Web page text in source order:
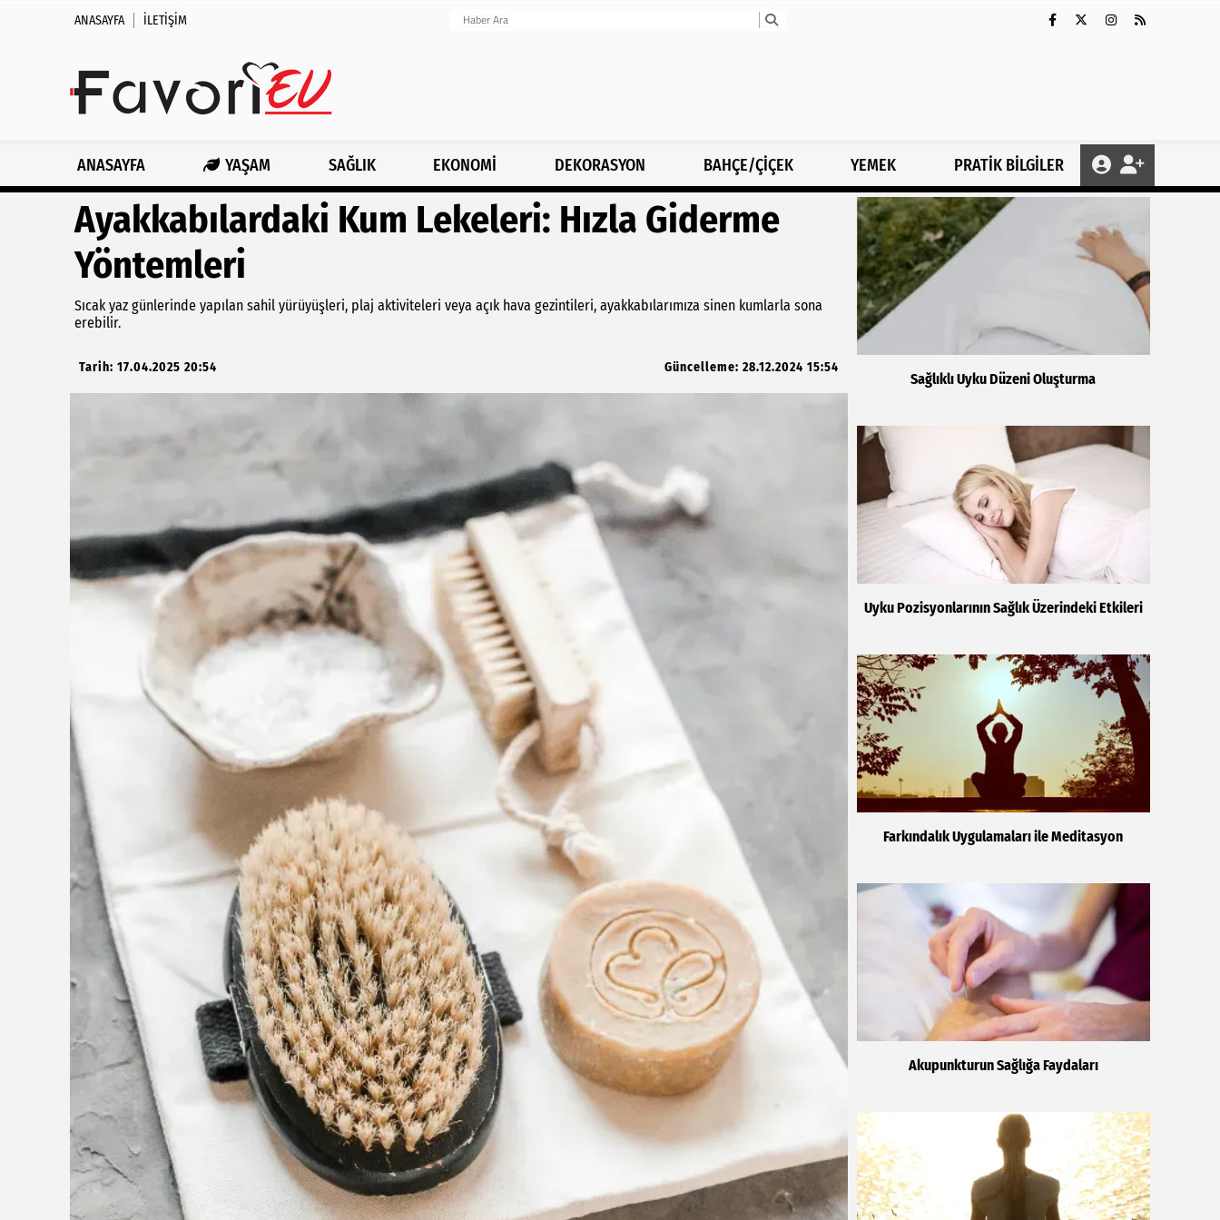
ANASAYFA İLETIŞIM
ANASAYFA YAŞAM SAĞLIK EKONOMİ DEKORASYON BAHÇE/ÇİÇEK YEMEK PRATİK BİLGİLER
Ayakkabılardaki Kum Lekeleri: Hızla Giderme
Yöntemleri
Sıcak yaz günlerinde yapılan sahil yürüyüşleri, plaj aktiviteleri veya açık hava gezintileri, ayakkabılarımıza sinen kumlarla sona
erebilir.
Tarih: 17.04.2025 20:54 Güncelleme: 28.12.2024 15:54
Sağlıklı Uyku Düzeni Oluşturma
Uyku Pozisyonlarının Sağlık Üzerindeki Etkileri
Farkındalık Uygulamaları ile Meditasyon
Akupunkturun Sağlığa Faydaları